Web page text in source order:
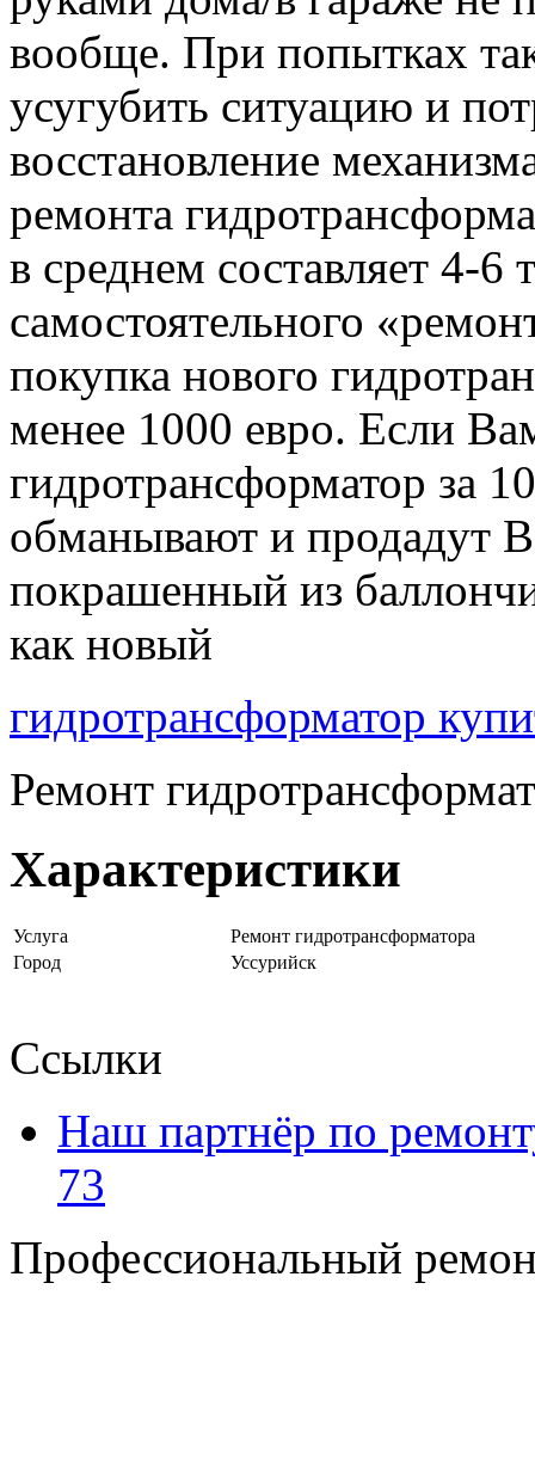
вообще. При попытках
усугубить ситуацию и
восстановление
ремонта
в среднем составляет 4-6
самостоятельного
покупка нового
менее 1000 евро. Если
гидротрансформатор за
обманывают и продадут
покрашенный из
как новый
гидротрансформатор
Ремонт
Характеристики
Услуга
Ремонт гидротрансформатора
Город
Уссурийск
Ссылки
Наш партнёр по
73
Профессиональный